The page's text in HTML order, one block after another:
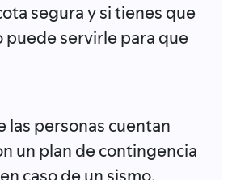
segura y si tienes que
puede servirle para que
las personas cuentan
un plan de contingencia